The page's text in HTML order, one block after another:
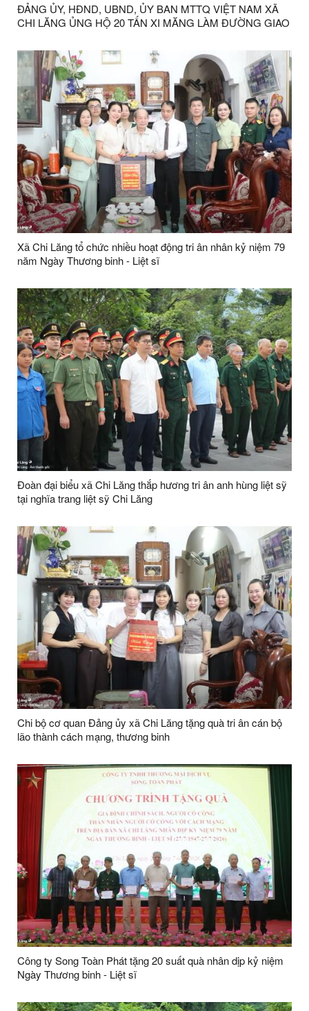
ĐẢNG ỦY, HĐND, UBND, ỦY BAN MTTQ VIỆT NAM XÃ
CHI LĂNG ỦNG HỘ 20 TẤN XI MĂNG LÀM ĐƯỜNG GIAO
Xã Chi Lăng tổ chức nhiều hoạt động tri ân nhân kỷ niệm 79
năm Ngày Thương binh - Liệt sĩ
Đoàn đại biểu xã Chi Lăng thắp hương tri ân anh hùng liệt sỹ
tại nghĩa trang liệt sỹ Chi Lăng
Chi bộ cơ quan Đảng ủy xã Chi Lăng tặng quà tri ân cán bộ
lão thành cách mạng, thương binh
Công ty Song Toàn Phát tặng 20 suất quà nhân dịp kỷ niệm
Ngày Thương binh - Liệt sĩ